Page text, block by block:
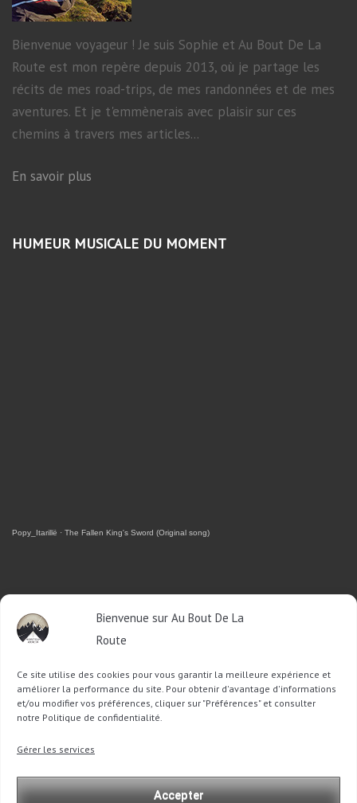
Bienvenue sur Au Bout De La
Route
Ce site utilise des cookies pour vous garantir la meilleure expérience et
améliorer la performance du site. Pour obtenir d'avantage d'informations
et/ou modifier vos préférences, cliquer sur "Préférences" et consulter
notre Politique de confidentialité.
Gérer les services
Accepter
Bienvenue voyageur ! Je suis Sophie et Au Bout De La
Route est mon repère depuis 2013, où je partage les
récits de mes road-trips, de mes randonnées et de mes
aventures. Et je t'emmènerais avec plaisir sur ces
chemins à travers mes articles...
En savoir plus
HUMEUR MUSICALE DU MOMENT
Popy_Itarillë · The Fallen King's Sword (Original song)
RETROUVEZ-MOI SUR FACEBOOK
OU SUR TWITTER
Follow @Sophie_ABDLRTweet to @Sophie_ABDLR
: